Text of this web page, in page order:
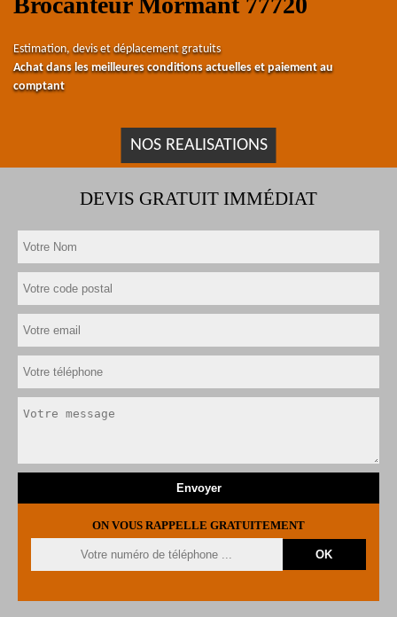
Estimation, devis et déplacement gratuits
Achat dans les meilleures conditions actuelles et paiement au
comptant
NOS REALISATIONS
DEVIS GRATUIT IMMÉDIAT
ON VOUS RAPPELLE GRATUITEMENT